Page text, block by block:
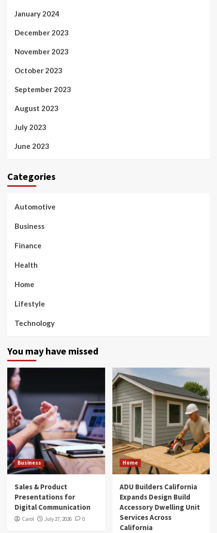
January 2024
December 2023
November 2023
October 2023
September 2023
August 2023
July 2023
June 2023
Categories
Automotive
Business
Finance
Health
Home
Lifestyle
Technology
You may have missed
Business
Sales & Product
Presentations for
Digital Communication
Carol July 27, 2026 0
Home
ADU Builders California
Expands Design Build
Accessory Dwelling Unit
Services Across
California